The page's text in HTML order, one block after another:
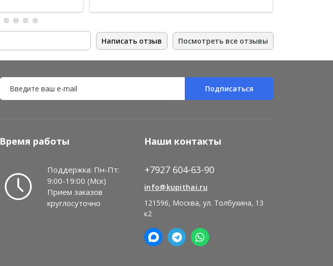
Написать отзыв Посмотреть все отзывы
Подписаться
Время работы
Поддержка: Пн-Пт:
9:00-19:00 (Мск)
Прием заказов
круглосуточно
Наши контакты
+7927 604-63-90
info@kupithai.ru
121596, Москва, ул. Толбухина, 13
к2